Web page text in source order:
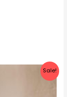
Sale!